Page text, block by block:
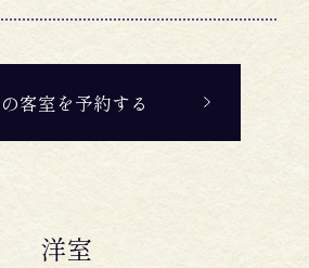
客室を予約する
洋室